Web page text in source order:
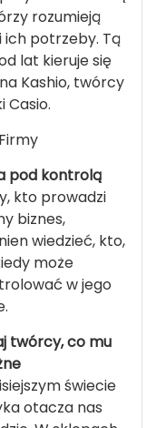
rozumieją
ich potrzeby. Tą
lat kieruje się
Kashio, twórcy
Casio.
pod kontrolą
kto prowadzi
biznes,
wiedzieć, kto,
może
w jego
twórcy, co mu
świecie
otacza nas